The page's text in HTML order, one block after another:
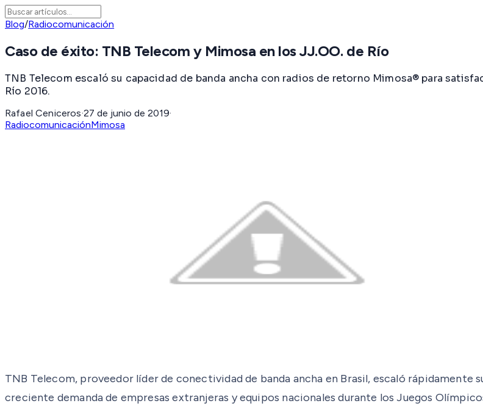
Blog/Radiocomunicación
Caso de éxito: TNB Telecom y Mimosa en los JJ.OO. de Río
TNB Telecom escaló su capacidad de banda ancha con radios de retorno Mimosa® para
Río 2016.
Rafael Ceniceros·27 de junio de 2019·
RadiocomunicaciónMimosa
TNB Telecom, proveedor líder de conectividad de banda ancha en Brasil, escaló
creciente demanda de empresas extranjeras y equipos nacionales durante los Juegos